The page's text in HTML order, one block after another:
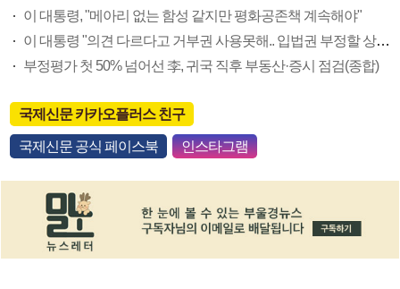
이 대통령, "메아리 없는 함성 같지만 평화공존책 계속해야"
이 대통령 "의견 다르다고 거부권 사용못해.. 입법권 부정할 상황이라 보기 어려워"
부정평가 첫 50% 넘어선 李, 귀국 직후 부동산·증시 점검(종합)
국제신문 카카오플러스 친구
국제신문 공식 페이스북 인스타그램